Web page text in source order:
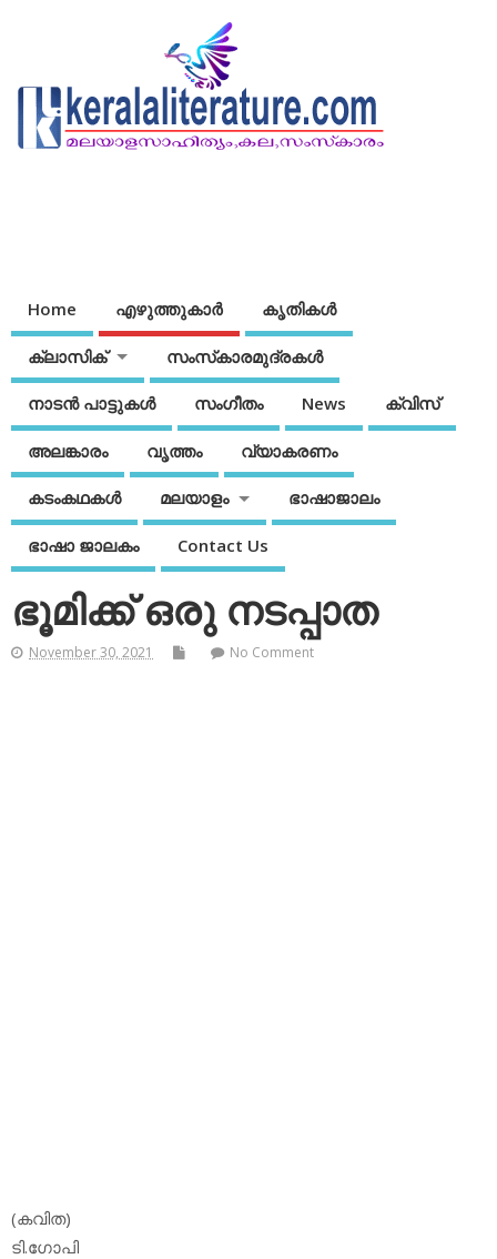
Home എഴുത്തുകാര്‍ കൃതികൾ
ക്ലാസിക് സംസ്‌കാരമുദ്രകള്‍
നാടന്‍ പാട്ടുകള്‍ സംഗീതം News ക്വിസ്
അലങ്കാരം വൃത്തം വ്യാകരണം
കടംകഥകള്‍ മലയാളം ഭാഷാജാലം
ഭാഷാ ജാലകം Contact Us
ഭൂമിക്ക് ഒരു നടപ്പാത
November 30, 2021 No Comment
(കവിത)
ടി.ഗോപി